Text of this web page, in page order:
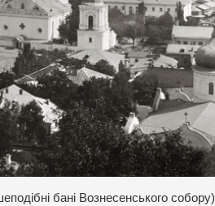
бані Вознесенського собору)